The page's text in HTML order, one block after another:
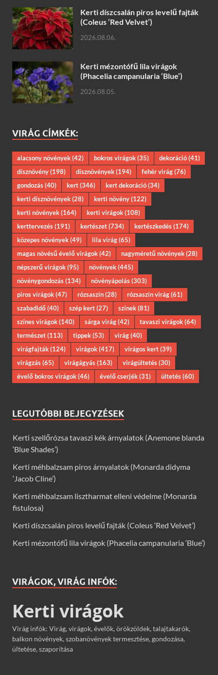
Kerti díszcsalán piros levelű fajták
(Coleus ‘Red Velvet’)
2026.08.06.
Kerti mézontófű lila virágok
(Phacelia campanularia ‘Blue’)
2026.08.05.
VIRÁG CÍMKÉK:
alacsony növények(42) bokros virágok(35) dekoráció(41)
dísznövény(198) dísznövények(194) fehér virág(76)
gondozás(40) kert(346) kert dekoráció(34)
kerti dísznövények(28) kerti növény(122)
kerti növények(164) kerti virágok(108)
kerttervezés(191) kertészet(734) kertészkedés(174)
közepes növények(49) lila virág(65)
magas növésű évelő virágok(42) nagyméretű növények(28)
népszerű virágok(95) növények(445)
növénygondozás(134) növényápolás(303)
piros virágok(47) rózsaszín(28) rózsaszín virág(61)
szabadidő(40) szép kert(27) színek(81)
színes virágok(140) sárga virág(42) tavaszi virágok(64)
természet(113) tippek(53) virág(40)
virágfajták(124) virágok(417) virágos kert(39)
virágzás(65) virágágyás(163) virágültetés(30)
évelő bokros virágok(46) évelő cserjék(31) ültetés(60)
LEGUTÓBBI BEJEGYZÉSEK
Kerti szellőrózsa tavaszi kék árnyalatok (Anemone blanda
‘Blue Shades’)
Kerti méhbalzsam piros árnyalatok (Monarda didyma
‘Jacob Cline’)
Kerti méhbalzsam lisztharmat elleni védelme (Monarda
fistulosa)
Kerti díszcsalán piros levelű fajták (Coleus ‘Red Velvet’)
Kerti mézontófű lila virágok (Phacelia campanularia ‘Blue’)
VIRÁGOK, VIRÁG INFÓK:
Kerti virágok
Virág infók: Virág, virágok, évelők, örökzöldek, talajtakarók,
balkon növények, szobanövények termesztése, gondozása,
ültetése, szaporítása